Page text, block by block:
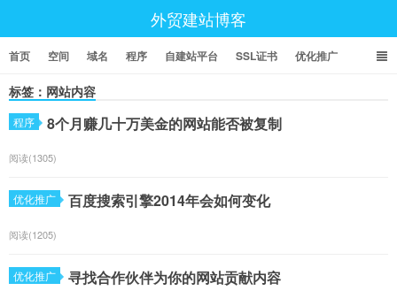
外贸建站博客
首页 空间 域名 程序 自建站平台 SSL证书 优化推广
标签：网站内容
程序 8个月赚几十万美金的网站能否被复制
阅读(1305)
优化推广 百度搜索引擎2014年会如何变化
阅读(1205)
优化推广 寻找合作伙伴为你的网站贡献内容